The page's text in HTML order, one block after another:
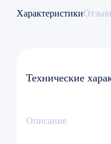
Характеристики
Технические
Описание